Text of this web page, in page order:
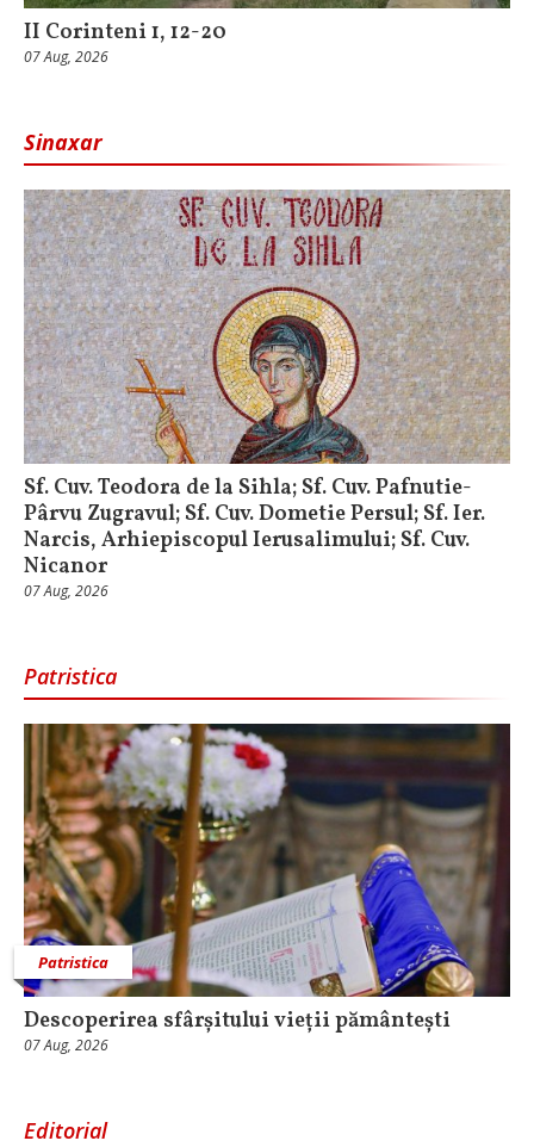
II Corinteni 1, 12-20
07 Aug, 2026
Sinaxar
Sf. Cuv. Teodora de la Sihla; Sf. Cuv. Pafnutie-
Pârvu Zugravul; Sf. Cuv. Dometie Persul; Sf. Ier.
Narcis, Arhiepiscopul Ierusalimului; Sf. Cuv.
Nicanor
07 Aug, 2026
Patristica
Patristica
Descoperirea sfârșitului vieții pământești
07 Aug, 2026
Editorial